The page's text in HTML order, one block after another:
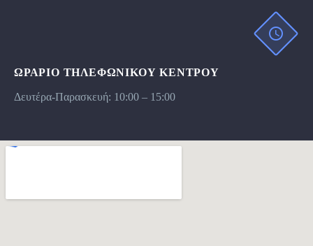
ΩΡΆΡΙΟ ΤΗΛΕΦΩΝΙΚΟΥ ΚΕΝΤΡΟΥ
Δευτέρα-Παρασκευή: 10:00 – 15:00